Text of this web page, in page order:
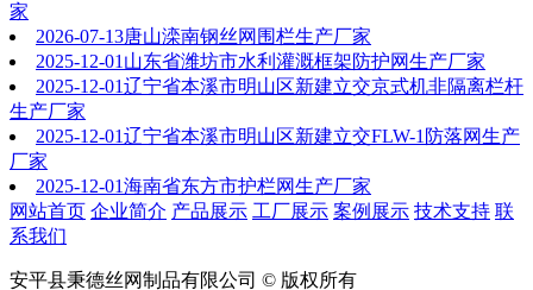
家
2026-07-13唐山滦南钢丝网围栏生产厂家
2025-12-01 山东省潍坊市水利灌溉框架防护网生产厂家
2025-12-01辽宁省本溪市明山区新建立交京式机非隔离栏杆
生产厂家
2025-12-01辽宁省本溪市明山区新建立交FLW-1防落网生产
厂家
2025-12-01海南省东方市护栏网生产厂家
网站首页 企业简介 产品展示 工厂展示 案例展示 技术支持 联
系我们
安平县秉德丝网制品有限公司 © 版权所有